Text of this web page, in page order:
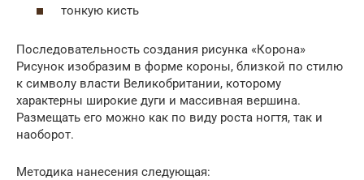
тонкую кисть
Последовательность создания рисунка «Корона»
Рисунок изобразим в форме короны, близкой по стилю
к символу власти Великобритании, которому
характерны широкие дуги и массивная вершина.
Размещать его можно как по виду роста ногтя, так и
наоборот.
Методика нанесения следующая: